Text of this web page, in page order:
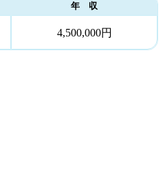
年 収
4,500,000円